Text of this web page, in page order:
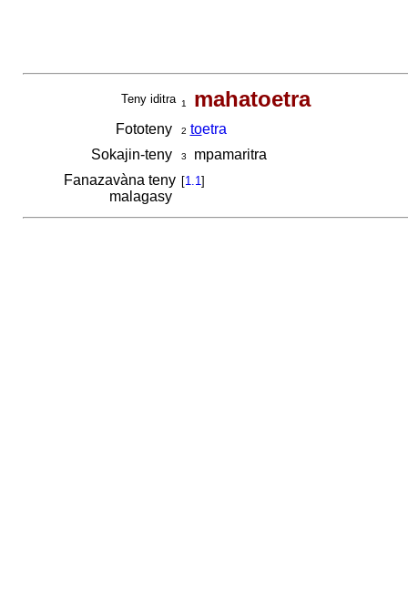
Teny iditra 1 mahatoetra
Fototeny 2 toetra
Sokajin-teny
3
mpamaritra
Fanazavàna teny
malagasy
[1.1]